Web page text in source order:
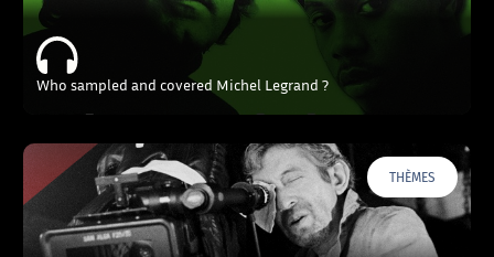
Who sampled and covered Michel Legrand ?
THÈMES